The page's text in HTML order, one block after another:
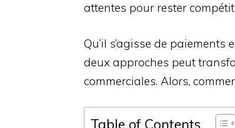
attentes pour rester
Qu’il s’agisse de
deux approches peut
commerciales. Alors,
Table of Contents